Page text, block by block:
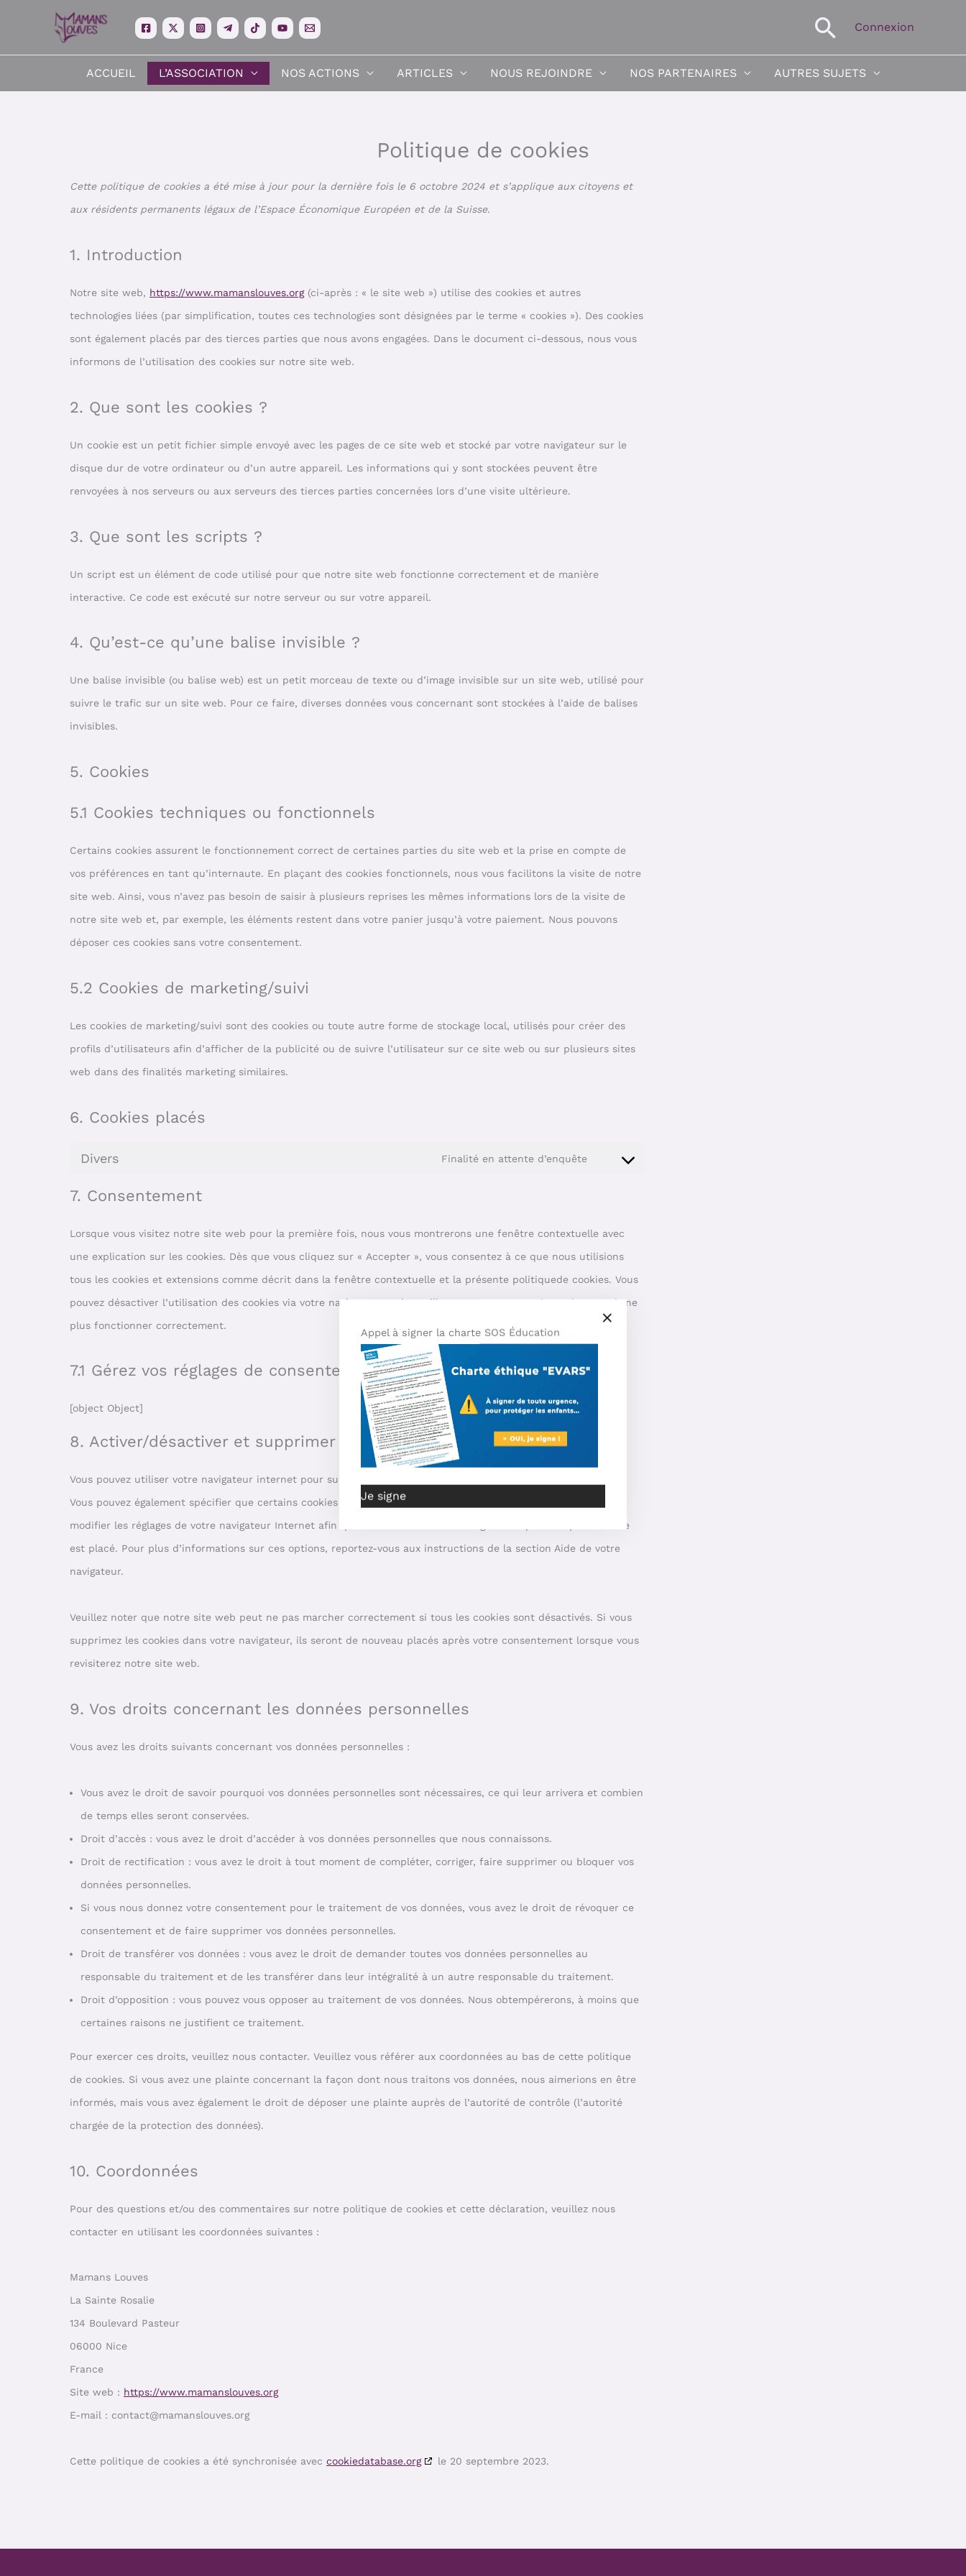
contenu
Connexion
ACCUEIL L’ASSOCIATION NOS ACTIONS ARTICLES NOUS REJOINDRE NOS PARTENAIRES AUTRES SUJETS
Politique de cookies
Cette politique de cookies a été mise à jour pour la dernière fois le 6 octobre 2024 et s’applique aux citoyens et
aux résidents permanents légaux de l’Espace Économique Européen et de la Suisse.
1. Introduction
Notre site web, https://www.mamanslouves.org(ci-après : « le site web ») utilise des cookies et autres
technologies liées (par simplification, toutes ces technologies sont désignées par le terme « cookies »). Des cookies
sont également placés par des tierces parties que nous avons engagées. Dans le document ci-dessous, nous vous
informons de l’utilisation des cookies sur notre site web.
2. Que sont les cookies ?
Un cookie est un petit fichier simple envoyé avec les pages de ce site web et stocké par votre navigateur sur le
disque dur de votre ordinateur ou d’un autre appareil. Les informations qui y sont stockées peuvent être
renvoyées à nos serveurs ou aux serveurs des tierces parties concernées lors d’une visite ultérieure.
3. Que sont les scripts ?
Un script est un élément de code utilisé pour que notre site web fonctionne correctement et de manière
interactive. Ce code est exécuté sur notre serveur ou sur votre appareil.
4. Qu’est-ce qu’une balise invisible ?
Une balise invisible (ou balise web) est un petit morceau de texte ou d’image invisible sur un site web, utilisé pour
suivre le trafic sur un site web. Pour ce faire, diverses données vous concernant sont stockées à l’aide de balises
invisibles.
5. Cookies
5.1 Cookies techniques ou fonctionnels
Certains cookies assurent le fonctionnement correct de certaines parties du site web et la prise en compte de
vos préférences en tant qu’internaute. En plaçant des cookies fonctionnels, nous vous facilitons la visite de notre
site web. Ainsi, vous n’avez pas besoin de saisir à plusieurs reprises les mêmes informations lors de la visite de
notre site web et, par exemple, les éléments restent dans votre panier jusqu’à votre paiement. Nous pouvons
déposer ces cookies sans votre consentement.
5.2 Cookies de marketing/suivi
Les cookies de marketing/suivi sont des cookies ou toute autre forme de stockage local, utilisés pour créer des
profils d’utilisateurs afin d’afficher de la publicité ou de suivre l’utilisateur sur ce site web ou sur plusieurs sites
web dans des finalités marketing similaires.
6. Cookies placés
Divers Finalité en attente d’enquête
Consent
7. Consentement
Lorsque vous visitez notre site web pour la première fois, nous vous montrerons une fenêtre contextuelle avec
une explication sur les cookies. Dès que vous cliquez sur « Accepter », vous consentez à ce que nous utilisions
tous les cookies et extensions comme décrit dans la fenêtre contextuelle et la présente politiquede cookies. Vous
pouvez désactiver l’utilisation des cookies via votre navigateur, mais veuillez noter que notre site web pourrait ne
plus fonctionner correctement.
7.1 Gérez vos réglages de consentement
[object Object]
8. Activer/désactiver et supprimer les cookies
Vous pouvez utiliser votre navigateur internet pour supprimer automatiquement ou manuellement les cookies.
Vous pouvez également spécifier que certains cookies ne peuvent pas être placés. Une autre option consiste à
modifier les réglages de votre navigateur Internet afin que vous receviez un message à chaque fois qu’un cookie
est placé. Pour plus d’informations sur ces options, reportez-vous aux instructions de la section Aide de votre
navigateur.
Veuillez noter que notre site web peut ne pas marcher correctement si tous les cookies sont désactivés. Si vous
supprimez les cookies dans votre navigateur, ils seront de nouveau placés après votre consentement lorsque vous
revisiterez notre site web.
9. Vos droits concernant les données personnelles
Vous avez les droits suivants concernant vos données personnelles :
Vous avez le droit de savoir pourquoi vos données personnelles sont nécessaires, ce qui leur arrivera et combien
de temps elles seront conservées.
Droit d’accès : vous avez le droit d’accéder à vos données personnelles que nous connaissons.
Droit de rectification : vous avez le droit à tout moment de compléter, corriger, faire supprimer ou bloquer vos
données personnelles.
Si vous nous donnez votre consentement pour le traitement de vos données, vous avez le droit de révoquer ce
consentement et de faire supprimer vos données personnelles.
Droit de transférer vos données : vous avez le droit de demander toutes vos données personnelles au
responsable du traitement et de les transférer dans leur intégralité à un autre responsable du traitement.
Droit d’opposition : vous pouvez vous opposer au traitement de vos données. Nous obtempérerons, à moins que
certaines raisons ne justifient ce traitement.
Pour exercer ces droits, veuillez nous contacter. Veuillez vous référer aux coordonnées au bas de cette politique
de cookies. Si vous avez une plainte concernant la façon dont nous traitons vos données, nous aimerions en être
informés, mais vous avez également le droit de déposer une plainte auprès de l’autorité de contrôle (l’autorité
chargée de la protection des données).
10. Coordonnées
Pour des questions et/ou des commentaires sur notre politique de cookies et cette déclaration, veuillez nous
contacter en utilisant les coordonnées suivantes :
Mamans Louves
La Sainte Rosalie
134 Boulevard Pasteur
06000 Nice
France
Site web : https://www.mamanslouves.org
E-mail : contact@mamanslouves.org
Cette politique de cookies a été synchronisée avec cookiedatabase.org le 20 septembre 2023.
Appel à signer la charte SOS Éducation
Je signe